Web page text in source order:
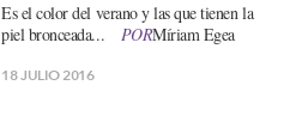
Es el color del verano y las que tienen la
piel bronceada...
PORMíriam Egea
18 JULIO 2016